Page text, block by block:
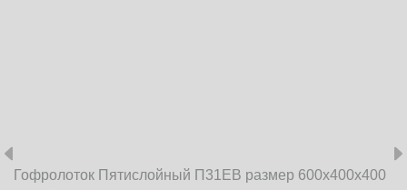
Гофролоток Пятислойный П31EB размер 600x400x400